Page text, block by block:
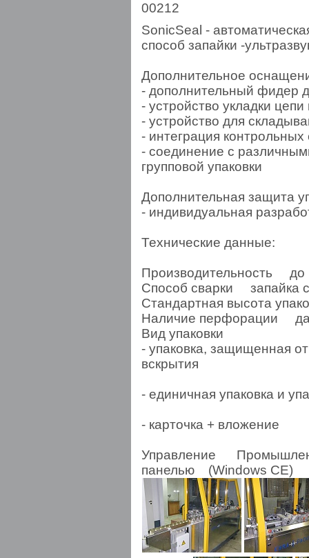
00212
SonicSeal -
способ запайки -
Дополнительное
- дополнительный фидер
- устройство укладки цепи
- устройство для
- интеграция
- соединение с
групповой упаковки
Дополнительная защита
- индивидуальная
Технические данные:
Производительность до
Способ сварки запайка с
Стандартная высота
Наличие перфорации
Вид упаковки
- упаковка, защищенная
вскрытия
- единичная упаковка и
- карточка + вложение
Управление
панелью (Windows CE)